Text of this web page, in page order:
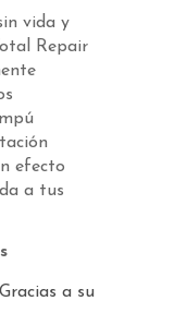
vida y
Repair
efecto
a tus
a su